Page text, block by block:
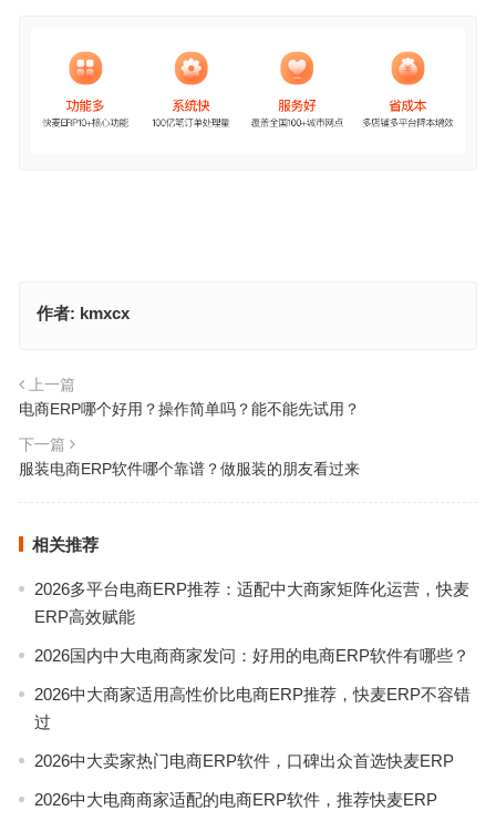
作者: kmxcx
上一篇
电商ERP哪个好用？操作简单吗？能不能先试用？
下一篇
服装电商ERP软件哪个靠谱？做服装的朋友看过来
相关推荐
2026多平台电商ERP推荐：适配中大商家矩阵化运营，快麦
ERP高效赋能
2026国内中大电商商家发问：好用的电商ERP软件有哪些？
2026中大商家适用高性价比电商ERP推荐，快麦ERP不容错
过
2026中大卖家热门电商ERP软件，口碑出众首选快麦ERP
2026中大电商商家适配的电商ERP软件，推荐快麦ERP